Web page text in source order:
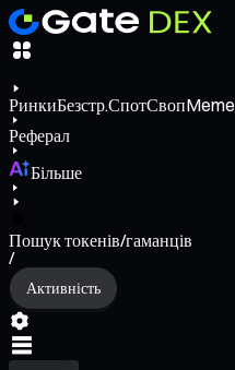
РинкиБезстр.СпотСвопMeme
Реферал
Більше
Пошук токенів/гаманців
/
Активність